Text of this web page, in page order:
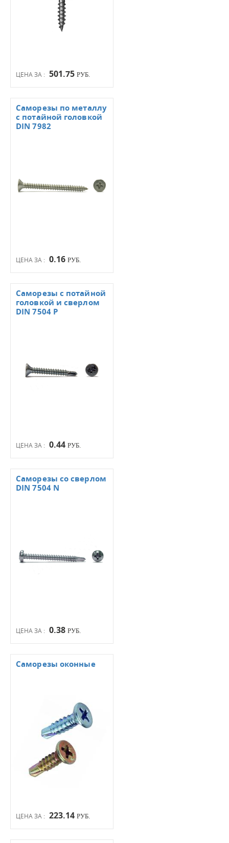
ЦЕНА ЗА : 501.75 РУБ.
ЦЕНА ЗА : 0.16 РУБ.
Саморезы по металлу
с потайной головкой
DIN 7982
ЦЕНА ЗА : 0.44 РУБ.
Саморезы с потайной
головкой и сверлом
DIN 7504 Р
ЦЕНА ЗА : 0.38 РУБ.
Саморезы со сверлом
DIN 7504 N
ЦЕНА ЗА : 223.14 РУБ.
Саморезы оконные